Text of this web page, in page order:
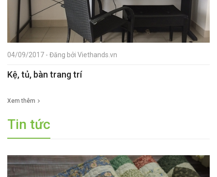
04/09/2017 - Đăng bởi Viethands.vn
Kệ, tủ, bàn trang trí
Xem thêm
Tin tức